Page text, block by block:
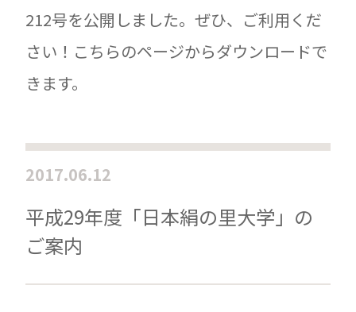
212号を公開しました。ぜひ、ご利用くだ
さい！こちらのページからダウンロードで
きます。
2017.06.12
平成29年度「日本絹の里大学」の
ご案内